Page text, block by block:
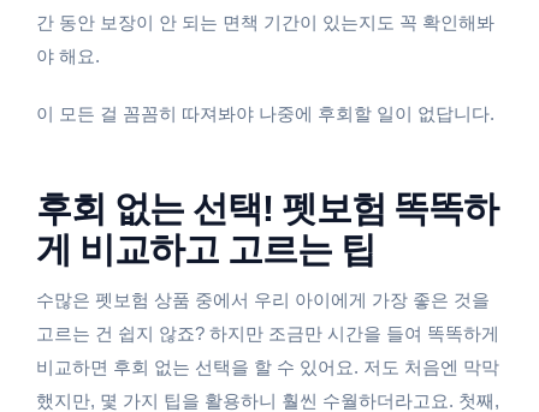
간 동안 보장이 안 되는 면책 기간이 있는지도 꼭 확인해봐
야 해요.
이 모든 걸 꼼꼼히 따져봐야 나중에 후회할 일이 없답니다.
후회 없는 선택! 펫보험 똑똑하
게 비교하고 고르는 팁
수많은 펫보험 상품 중에서 우리 아이에게 가장 좋은 것을
고르는 건 쉽지 않죠? 하지만 조금만 시간을 들여 똑똑하게
비교하면 후회 없는 선택을 할 수 있어요. 저도 처음엔 막막
했지만, 몇 가지 팁을 활용하니 훨씬 수월하더라고요. 첫째,